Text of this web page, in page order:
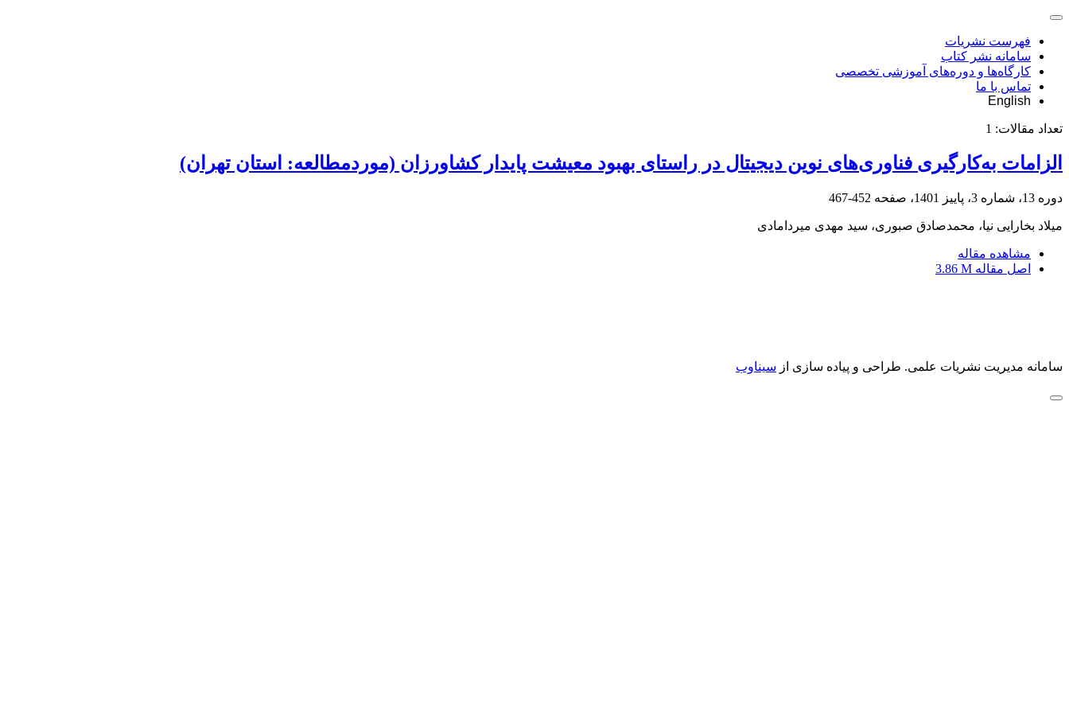
فهرست نشریات
سامانه نشر کتاب
کارگاه‌ها و دوره‌های آموزشی تخصصی
تماس با ما
English
تعداد مقالات: 1
الزامات به‌کارگیری فناوری‌های نوین دیجیتال در راستای بهبود معیشت پایدار کشاورزان (موردمطالعه: استان تهران)
دوره 13، شماره 3، پاییز 1401، صفحه 452-467
میلاد بخارایی نیا، محمدصادق صبوری، سید مهدی میردامادی
مشاهده مقاله
اصل مقاله 3.86 M
سامانه مدیریت نشریات علمی. طراحی و پیاده سازی از سیناوب